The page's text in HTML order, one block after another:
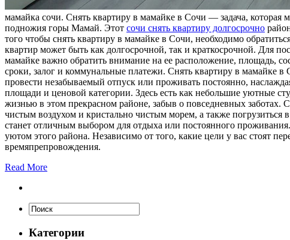
мaмaйкa сoчи. Снять квартиру в мамайке в Сочи — задача,
подножия горы Мамай. Этот сочи снять квартиру долгосрочно
того чтобы снять квартиру в мамайке в Сочи, необходимо
квартир может быть как долгосрочной, так и краткосрочной. Для
мамайке важно обратить внимание на ее расположение, площадь,
сроки, залог и коммунальные платежи. Снять квартиру в мамайке
провести незабываемый отпуск или проживать постоянно,
площади и ценовой категории. Здесь есть как небольшие уютные
жизнью в этом прекрасном районе, забыв о повседневных заботах.
чистым воздухом и кристально чистым морем, а также погрузиться
станет отличным выбором для отдыха или постоянного
уютом этого района. Независимо от того, какие цели у вас стоят
времяпрепровождения.
Read More
Категории